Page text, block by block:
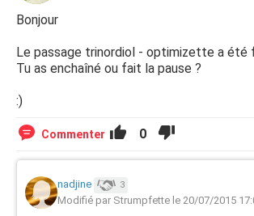
Bonjour
Le passage trinordiol - optimizette a été
Tu as enchaîné ou fait la pause ?
:)
Commenter 0
nadjine 3
Modifié par Strumpfette le 20/07/2015